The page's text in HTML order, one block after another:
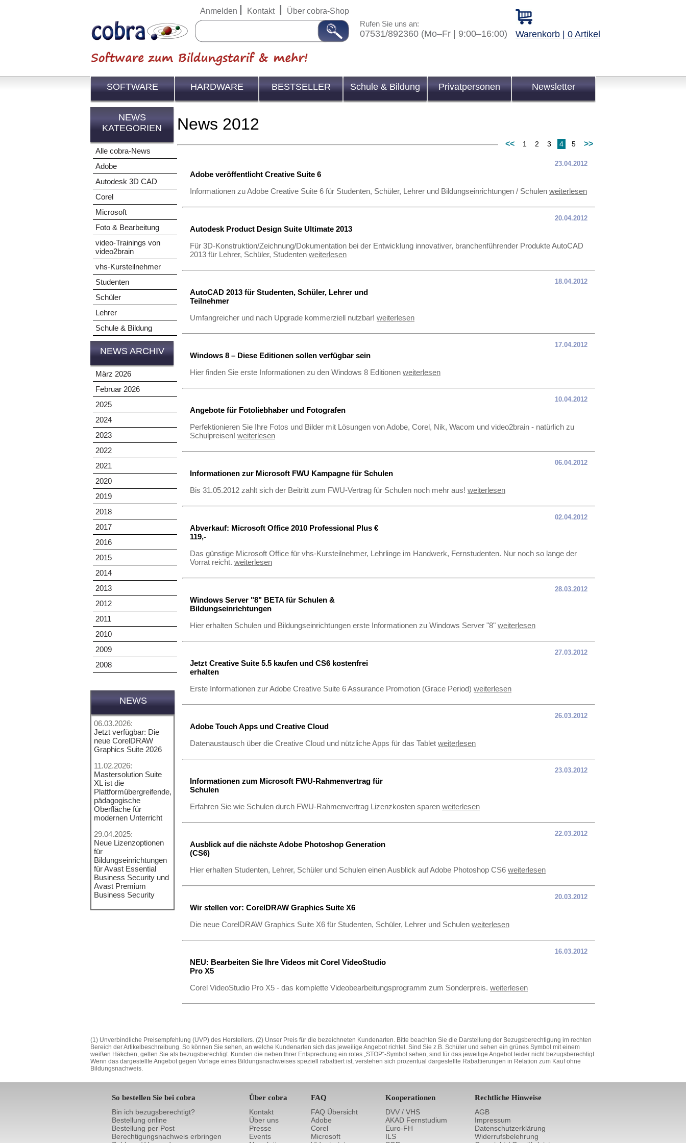
Anmelden Kontakt|
Über cobra-Shop
Rufen Sie uns an:
07531/892360 (Mo–Fr | 9:00–16:00) Warenkorb | 0 Artikel
SOFTWARE HARDWARE BESTSELLER Schule & Bildung Privatpersonen Newsletter
NEWS
KATEGORIEN
Alle cobra-News
Adobe
Autodesk 3D CAD
Corel
Microsoft
Foto & Bearbeitung
video-Trainings von
video2brain
vhs-Kursteilnehmer
Studenten
Schüler
Lehrer
Schule & Bildung
NEWS ARCHIV
März 2026
Februar 2026
2025
2024
2023
2022
2021
2020
2019
2018
2017
2016
2015
2014
2013
2012
2011
2010
2009
2008
NEWS
06.03.2026:
Jetzt verfügbar: Die
neue CorelDRAW
Graphics Suite 2026
11.02.2026:
Mastersolution Suite
XL ist die
Plattformübergreifende,
pädagogische
Oberfläche für
modernen Unterricht
29.04.2025:
Neue Lizenzoptionen
für
Bildungseinrichtungen
für Avast Essential
Business Security und
Avast Premium
Business Security
News 2012
<< 1 2 3 4 5 >>
Adobe veröffentlicht Creative Suite 6
Informationen zu Adobe Creative Suite 6 für Studenten, Schüler, Lehrer und Bildungseinrichtungen / Schulen weiterlesen
23.04.2012
Autodesk Product Design Suite Ultimate 2013
Für 3D-Konstruktion/Zeichnung/Dokumentation bei der Entwicklung innovativer, branchenführender Produkte AutoCAD
2013 für Lehrer, Schüler, Studenten weiterlesen
20.04.2012
AutoCAD 2013 für Studenten, Schüler, Lehrer und
Teilnehmer
Umfangreicher und nach Upgrade kommerziell nutzbar! weiterlesen
18.04.2012
Windows 8 – Diese Editionen sollen verfügbar sein
Hier finden Sie erste Informationen zu den Windows 8 Editionen weiterlesen
17.04.2012
Angebote für Fotoliebhaber und Fotografen
Perfektionieren Sie Ihre Fotos und Bilder mit Lösungen von Adobe, Corel, Nik, Wacom und video2brain - natürlich zu
Schulpreisen! weiterlesen
10.04.2012
Informationen zur Microsoft FWU Kampagne für Schulen
Bis 31.05.2012 zahlt sich der Beitritt zum FWU-Vertrag für Schulen noch mehr aus! weiterlesen
06.04.2012
Abverkauf: Microsoft Office 2010 Professional Plus €
119,-
Das günstige Microsoft Office für vhs-Kursteilnehmer, Lehrlinge im Handwerk, Fernstudenten. Nur noch so lange der
Vorrat reicht. weiterlesen
02.04.2012
Windows Server "8" BETA für Schulen &
Bildungseinrichtungen
Hier erhalten Schulen und Bildungseinrichtungen erste Informationen zu Windows Server "8" weiterlesen
28.03.2012
Jetzt Creative Suite 5.5 kaufen und CS6 kostenfrei
erhalten
Erste Informationen zur Adobe Creative Suite 6 Assurance Promotion (Grace Period) weiterlesen
27.03.2012
Adobe Touch Apps und Creative Cloud
Datenaustausch über die Creative Cloud und nützliche Apps für das Tablet weiterlesen
26.03.2012
Informationen zum Microsoft FWU-Rahmenvertrag für
Schulen
Erfahren Sie wie Schulen durch FWU-Rahmenvertrag Lizenzkosten sparen weiterlesen
23.03.2012
Ausblick auf die nächste Adobe Photoshop Generation
(CS6)
Hier erhalten Studenten, Lehrer, Schüler und Schulen einen Ausblick auf Adobe Photoshop CS6 weiterlesen
22.03.2012
Wir stellen vor: CorelDRAW Graphics Suite X6
Die neue CorelDRAW Graphics Suite X6 für Studenten, Schüler, Lehrer und Schulen weiterlesen
20.03.2012
NEU: Bearbeiten Sie Ihre Videos mit Corel VideoStudio
Pro X5
Corel VideoStudio Pro X5 - das komplette Videobearbeitungsprogramm zum Sonderpreis. weiterlesen
16.03.2012
(1) Unverbindliche Preisempfehlung (UVP) des Herstellers. (2) Unser Preis für die bezeichneten Kundenarten. Bitte beachten Sie die Darstellung der Bezugsberechtigung im rechten
Bereich der Artikelbeschreibung. So können Sie sehen, an welche Kundenarten sich das jeweilige Angebot richtet. Sind Sie z.B. Schüler und sehen ein grünes Symbol mit einem
weißen Häkchen, gelten Sie als bezugsberechtigt. Kunden die neben Ihrer Entsprechung ein rotes „STOP“-Symbol sehen, sind für das jeweilige Angebot leider nicht bezugsberechtigt.
Wenn das dargestellte Angebot gegen Vorlage eines Bildungsnachweises speziell rabattiert ist, verstehen sich prozentual dargestellte Rabattierungen in Relation zum Kauf ohne
Bildungsnachweis.
So bestellen Sie bei cobra
Bin ich bezugsberechtigt?
Bestellung online
Bestellung per Post
Berechtigungsnachweis erbringen
Über cobra
Kontakt
Über uns
Presse
Events
FAQ
FAQ Übersicht
Adobe
Corel
Microsoft
Kooperationen
DVV / VHS
AKAD Fernstudium
Euro-FH
ILS
Rechtliche Hinweise
AGB
Impressum
Datenschutzerklärung
Widerrufsbelehrung